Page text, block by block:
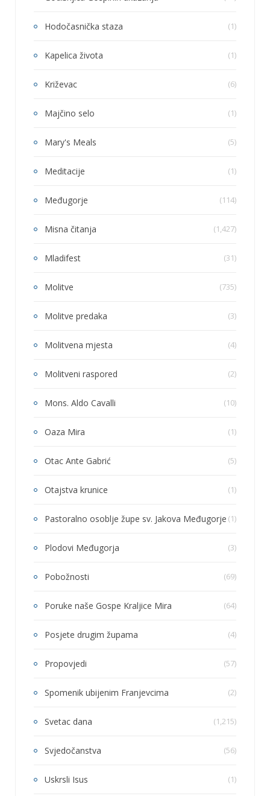
Hodočasnička staza (1)
Kapelica života (1)
Križevac (6)
Majčino selo (1)
Mary's Meals (5)
Meditacije (1)
Međugorje (114)
Misna čitanja (1,427)
Mladifest (31)
Molitve (735)
Molitve predaka (3)
Molitvena mjesta (4)
Molitveni raspored (2)
Mons. Aldo Cavalli (10)
Oaza Mira (1)
Otac Ante Gabrić (5)
Otajstva krunice (1)
Pastoralno osoblje župe sv. Jakova Međugorje (1)
Plodovi Međugorja (3)
Pobožnosti (69)
Poruke naše Gospe Kraljice Mira (64)
Posjete drugim župama (4)
Propovjedi (57)
Spomenik ubijenim Franjevcima (2)
Svetac dana (1,215)
Svjedočanstva (56)
Uskrsli Isus (1)